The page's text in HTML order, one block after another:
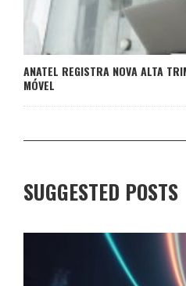
ANATEL REGISTRA NOVA ALTA
MÓVEL
SUGGESTED POSTS